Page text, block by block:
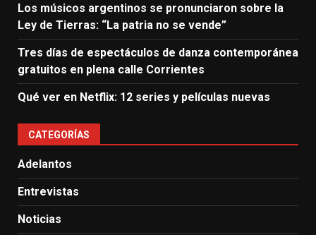
Los músicos argentinos se pronunciaron sobre la
Ley de Tierras: “La patria no se vende”
Tres días de espectáculos de danza contemporánea
gratuitos en plena calle Corrientes
Qué ver en Netflix: 12 series y películas nuevas
CATEGORÍAS
Adelantos
Entrevistas
Noticias